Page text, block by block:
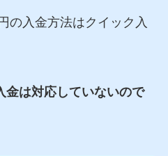
の入金方法はクイック入
金は対応していないので